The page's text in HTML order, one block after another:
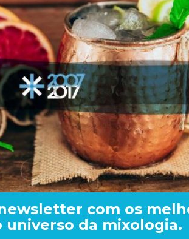
uma
Fútbol
e
seja o
é
com os
universo da mixologia.